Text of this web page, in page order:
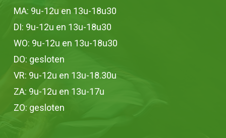
MA: 9u-12u en 13u-18u30
DI: 9u-12u en 13u-18u30
WO: 9u-12u en 13u-18u30
DO: gesloten
VR: 9u-12u en 13u-18.30u
ZA: 9u-12u en 13u-17u
ZO: gesloten